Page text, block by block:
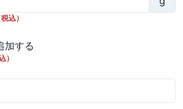
税込）
加する
）